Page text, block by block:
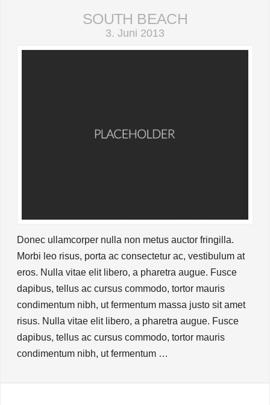
SOUTH BEACH
3. Juni 2013
Donec ullamcorper nulla non metus auctor fringilla.
Morbi leo risus, porta ac consectetur ac, vestibulum at
eros. Nulla vitae elit libero, a pharetra augue. Fusce
dapibus, tellus ac cursus commodo, tortor mauris
condimentum nibh, ut fermentum massa justo sit amet
risus. Nulla vitae elit libero, a pharetra augue. Fusce
dapibus, tellus ac cursus commodo, tortor mauris
condimentum nibh, ut fermentum …